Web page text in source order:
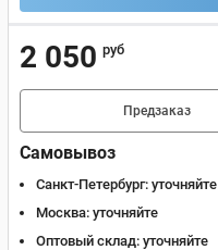
2 050 руб
Предзаказ
Самовывоз
Санкт-Петербург: уточняйте
Москва: уточняйте
Оптовый склад: уточняйте